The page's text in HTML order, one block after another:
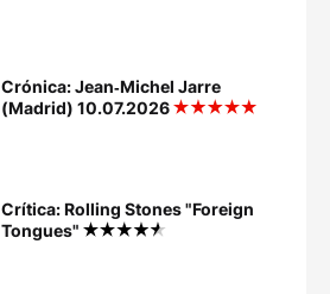
Crónica: Jean‐Michel Jarre
(Madrid) 10.07.2026
Crítica: Rolling Stones "Foreign
Tongues"